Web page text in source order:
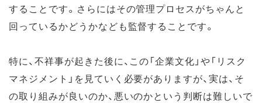
することです。さらにはその管理プロセスがちゃんと
回っているかどうかなども監督することです。
特に、不祥事が起きた後に、この「企業文化」や「リスク
マネジメント」を見ていく必要がありますが、実は、そ
の取り組みが良いのか、悪いのかという判断は難しいで